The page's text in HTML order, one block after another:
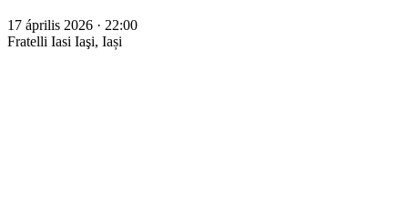
17 április 2026 · 22:00
Fratelli Iasi Iaşi, Iași